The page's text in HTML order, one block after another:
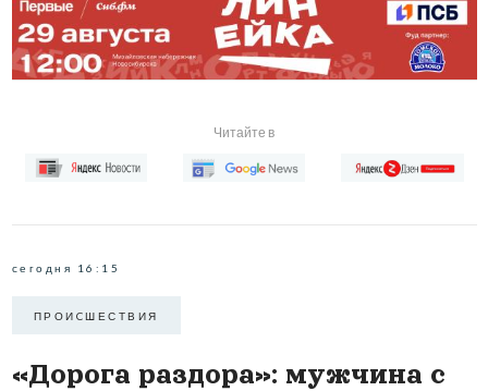
Читайте в
сегодня 16:15
ПРОИCШЕСТВИЯ
«Дорога раздора»: мужчина с